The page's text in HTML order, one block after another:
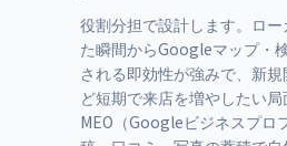
役割分担で設計します。ロ
た瞬間からGoogleマップ・
される即効性が強みで、新
ど短期で来店を増やしたい
MEO（Googleビジネスプロ